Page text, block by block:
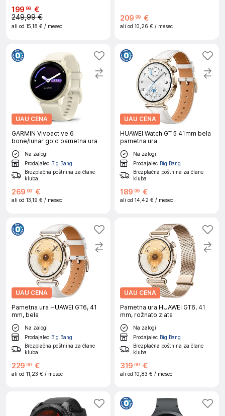
199 99 €
249,99 €
ali od 15,18 € / mesec
209 99 €
ali od 10,26 € / mesec
UAU CENA
GARMIN Vivoactive 6
bone/lunar gold pametna ura
Na zalogi
Prodajalec Big Bang
Brezplačna poštnina za člane
kluba
269 99 €
ali od 13,19 € / mesec
UAU CENA
HUAWEI Watch GT 5 41mm bela
pametna ura
Na zalogi
Prodajalec Big Bang
Brezplačna poštnina za člane
kluba
189 99 €
ali od 14,42 € / mesec
UAU CENA
Pametna ura HUAWEI GT6, 41
mm, bela
Na zalogi
Prodajalec Big Bang
Brezplačna poštnina za člane
kluba
229 99 €
ali od 11,23 € / mesec
UAU CENA
Pametna ura HUAWEI GT6, 41
mm, rožnato zlata
Na zalogi
Prodajalec Big Bang
Brezplačna poštnina za člane
kluba
319 99 €
ali od 10,83 € / mesec